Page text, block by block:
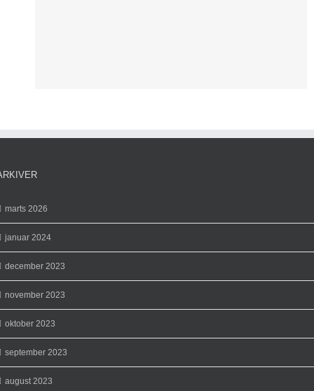
marts 2026
januar 2024
december 2023
november 2023
oktober 2023
september 2023
august 2023